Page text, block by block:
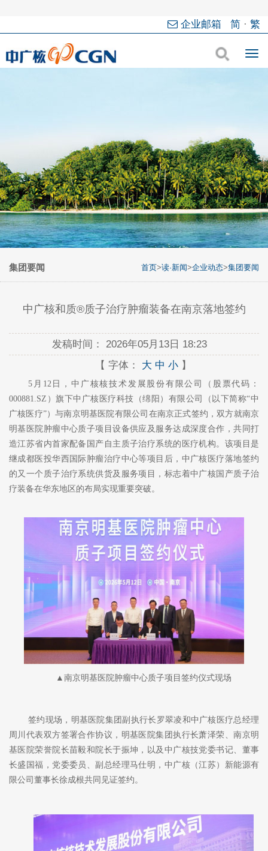
企业邮箱 简· 繁
首页>读·新闻>企业动态>集团要闻
集团要闻
中广核和质®质子治疗肿瘤装备在南京落地签约
发稿时间： 2026年05月13日 18:23
【 字体： 大 中 小】
5月12日，中广核核技术发展股份有限公司（股票代码：
000881.SZ）旗下中广核医疗科技（绵阳）有限公司（以下简称“中
广核医疗”）与南京明基医院有限公司在南京正式签约，双方就南京
明基医院肿瘤中心质子项目设备供应及服务达成深度合作，共同打
造江苏省内首家配备国产自主质子治疗系统的医疗机构。该项目是
继成都医投华西国际肿瘤治疗中心等项目后，中广核医疗落地签约
的又一个质子治疗系统供货及服务项目，标志着中广核国产质子治
疗装备在华东地区的布局实现重要突破。
▲南京明基医院肿瘤中心质子项目签约仪式现场
签约现场，明基医院集团副执行长罗翠凌和中广核医疗总经理
周川代表双方签署合作协议，明基医院集团执行长萧泽荣、南京明
基医院荣誉院长苗毅和院长于振坤，以及中广核技党委书记、董事
长盛国福，党委委员、副总经理马仕明，中广核（江苏）新能源有
限公司董事长徐成根共同见证签约。